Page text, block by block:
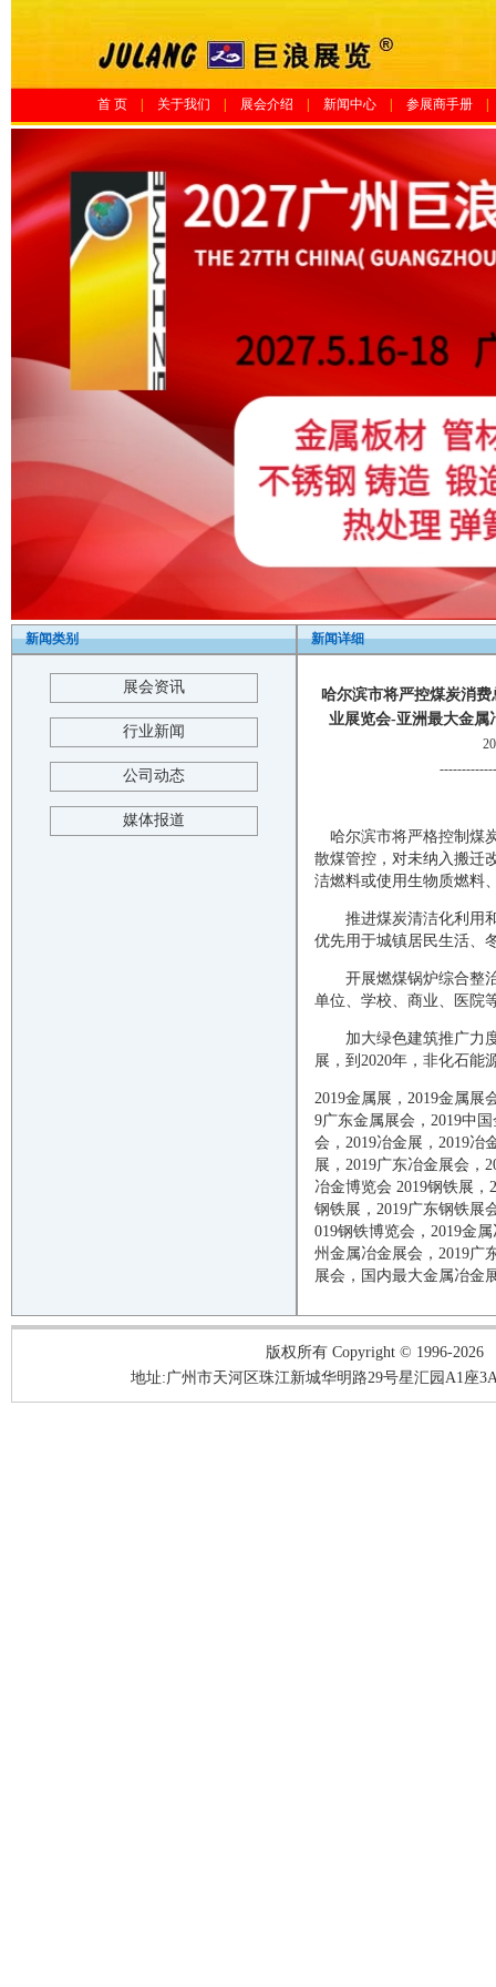
首 页 关于我们 展会介绍 新闻中心 参展商手册|
新闻类别
展会资讯
行业新闻
公司动态
媒体报道
新闻详细
哈尔滨市将严控煤炭消
业展览会-亚洲最大金
哈尔滨市将严格控制煤
散煤管控，对未纳入搬迁
洁燃料或使用生物质燃料
推进煤炭清洁化利用和
优先用于城镇居民生活、
开展燃煤锅炉综合整治
单位、学校、商业、医院
加大绿色建筑推广力度
展，到2020年，非化石能
2019金属展， 2019金属展
9广东金属展会， 2019中国
会， 2019冶金展， 2019冶
展， 2019广东冶金展会，
冶金博览会 2019钢铁展，
钢铁展， 2019广东钢铁展
019钢铁博览会， 2019金属
州金属冶金展会， 2019广
展会，国内最大金属冶金
版权所有 Copyright © 1996-2026
地址:广州市天河区珠江新城华明路29号星汇园A1座